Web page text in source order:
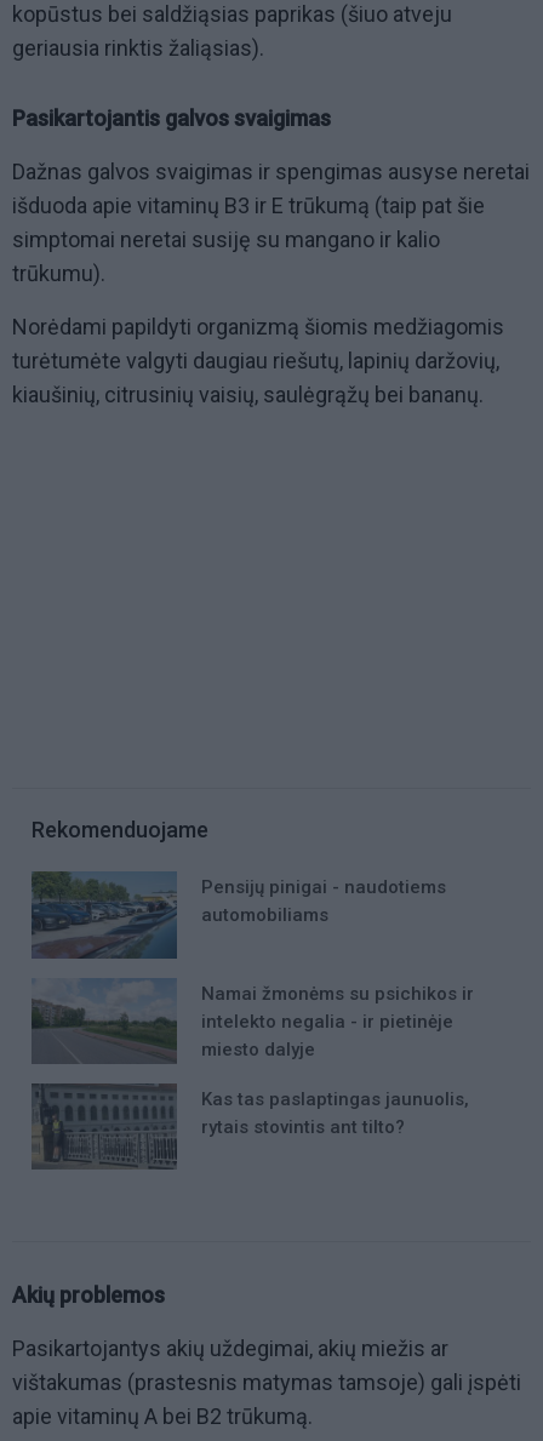
kopūstus bei saldžiąsias paprikas (šiuo atveju
geriausia rinktis žaliąsias).
Pasikartojantis galvos svaigimas
Dažnas galvos svaigimas ir spengimas ausyse neretai
išduoda apie vitaminų B3 ir E trūkumą (taip pat šie
simptomai neretai susiję su mangano ir kalio
trūkumu).
Norėdami papildyti organizmą šiomis medžiagomis
turėtumėte valgyti daugiau riešutų, lapinių daržovių,
kiaušinių, citrusinių vaisių, saulėgrąžų bei bananų.
Rekomenduojame
Pensijų pinigai - naudotiems
automobiliams
Namai žmonėms su psichikos ir
intelekto negalia - ir pietinėje
miesto dalyje
Kas tas paslaptingas jaunuolis,
rytais stovintis ant tilto?
Akių problemos
Pasikartojantys akių uždegimai, akių miežis ar
vištakumas (prastesnis matymas tamsoje) gali įspėti
apie vitaminų A bei B2 trūkumą.